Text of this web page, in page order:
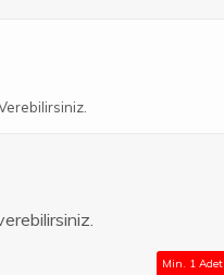
Min. 1 Adet